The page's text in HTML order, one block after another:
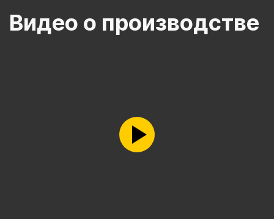
Видео о производстве